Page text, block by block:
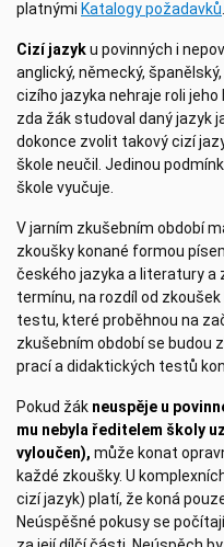
platnými Katalogy požadavků
Cizí jazyku povinných i
anglický, německý,
cizího jazyka nehraje roli
zda žák studoval daný jazyk
dokonce zvolit takový cizí
škole neučil. Jedinou
škole vyučuje.
V jarním zkušebním období
zkoušky konané formou
českého jazyka a literatury a
termínu, na rozdíl od
testu, které proběhnou na
zkušebním období se budou
prací a didaktických testů
Pokud žák neuspěje u
mu nebyla ředitelem školy
vyloučen), může konat
každé zkoušky. U
cizí jazyk) platí, že koná
Neúspěšné pokusy se